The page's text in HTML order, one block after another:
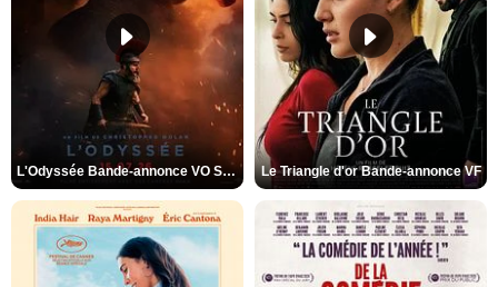
L'Odyssée Bande-annonce VO STFR Le Triangle d'or Bande-annonce VF